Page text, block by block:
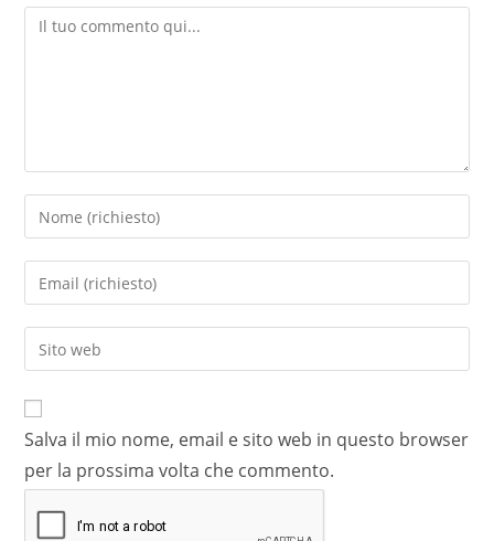
Salva il mio nome, email e sito web in questo browser
per la prossima volta che commento.